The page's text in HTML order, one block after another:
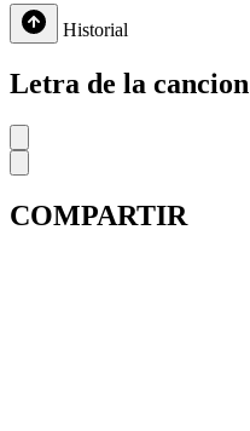
Historial
Letra de la cancion
COMPARTIR